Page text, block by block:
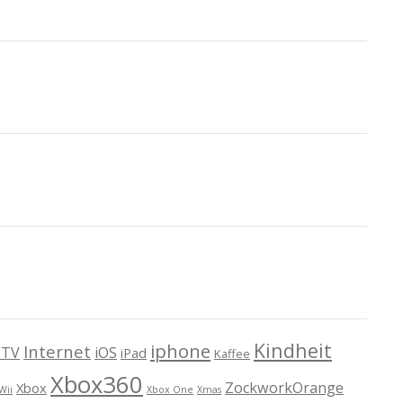
Internet iOS iPad iphone Kaffee Kindheit
Xbox Xbox360 Xbox One Xmas ZockworkOrange